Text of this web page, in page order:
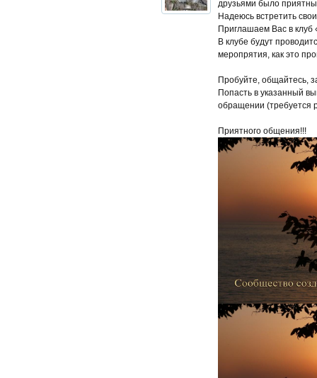
друзьями было
Надеюсь встретить
Приглашаем Вас в клуб
В клубе будут
меропрятия, как это
Пробуйте, общайтесь,
Попасть в указанный
обращении (требуется
Приятного общения!!!